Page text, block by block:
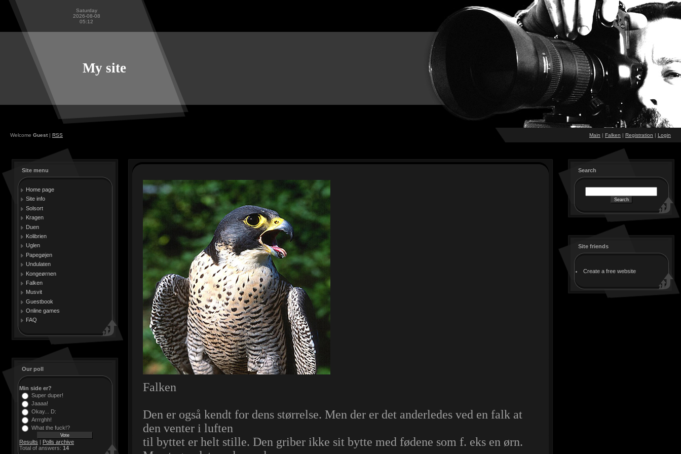
Saturday
2026-08-08
05:12
My site
Welcome Guest | RSS Main | Falken | Registration | Login
Site menu
Home page
Site info
Solsort
Kragen
Duen
Kolibrien
Uglen
Papegøjen
Undulaten
Kongeørnen
Falken
Musvit
Guestbook
Online games
FAQ
Our poll
Min side er?
Super duper!
Jaaaa!
Okay... D:
Arrrghh!
What the fuck!?
Results | Polls archive
Total of answers: 14
Falken
Den er også kendt for dens størrelse. Men der er det anderledes ved en falk at
den venter i luften
til byttet er helt stille. Den griber ikke sit bytte med fødene som f. eks en ørn.
Search
Site friends
Create a free website